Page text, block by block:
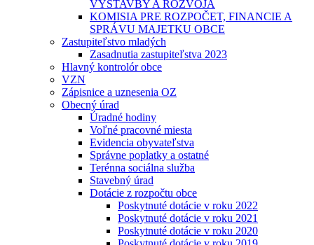
VÝSTAVBY A ROZVOJA
KOMISIA PRE ROZPOČET, FINANCIE A
SPRÁVU MAJETKU OBCE
Zastupiteľstvo mladých
Zasadnutia zastupiteľstva 2023
Hlavný kontrolór obce
VZN
Zápisnice a uznesenia OZ
Obecný úrad
Úradné hodiny
Voľné pracovné miesta
Evidencia obyvateľstva
Správne poplatky a ostatné
Terénna sociálna služba
Stavebný úrad
Dotácie z rozpočtu obce
Poskytnuté dotácie v roku 2022
Poskytnuté dotácie v roku 2021
Poskytnuté dotácie v roku 2020